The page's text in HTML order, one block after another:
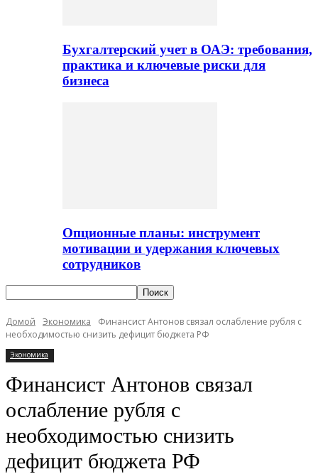
Бухгалтерский учет в ОАЭ: требования,
практика и ключевые риски для
бизнеса
Опционные планы: инструмент
мотивации и удержания ключевых
сотрудников
Домой Экономика
Финансист Антонов связал ослабление рубля с
необходимостью снизить дефицит бюджета РФ
Экономика
Финансист Антонов связал
ослабление рубля с
необходимостью снизить
дефицит бюджета РФ